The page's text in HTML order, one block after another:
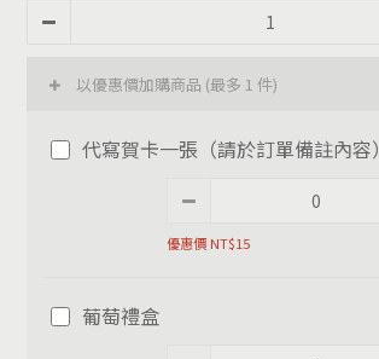
以優惠價加購商品 (最多 1 件)
代寫賀卡一張（請於訂單備註內容）
優惠價 NT$15
葡萄禮盒